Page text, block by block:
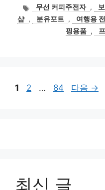
태
그
무선 커피주전자 ,
샵 , 분유포트 , 여행용
핑용품 ,
페
1
페
2 …
페
84 다음 →
최신 글